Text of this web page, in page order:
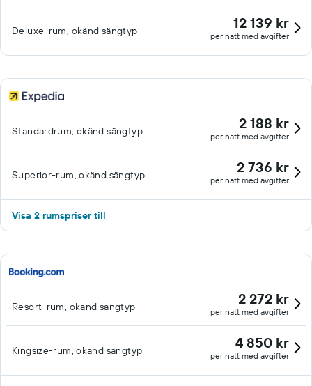
Deluxe-rum, okänd sängtyp 12 139 kr
per natt med avgifter
Standardrum, okänd sängtyp 2 188 kr
per natt med avgifter
Superior-rum, okänd sängtyp 2 736 kr
per natt med avgifter
Visa 2 rumspriser till
Resort-rum, okänd sängtyp 2 272 kr
per natt med avgifter
Kingsize-rum, okänd sängtyp 4 850 kr
per natt med avgifter